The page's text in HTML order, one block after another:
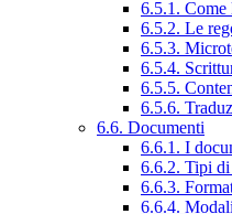
6.5.1. Come
6.5.2. Le
6.5.3.
6.5.4.
6.5.5.
6.5.6.
6.6. Documenti
6.6.1. I
6.6.2. Tipi
6.6.3.
6.6.4.